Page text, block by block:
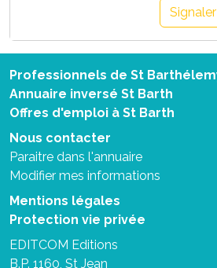
Professionnels de St
Annuaire inversé St Barth
Offres d'emploi à St Barth
Nous contacter
Paraitre dans l'annuaire
Modifier mes informations
Mentions légales
Protection vie privée
EDITCOM Editions
B.P. 1160, St Jean